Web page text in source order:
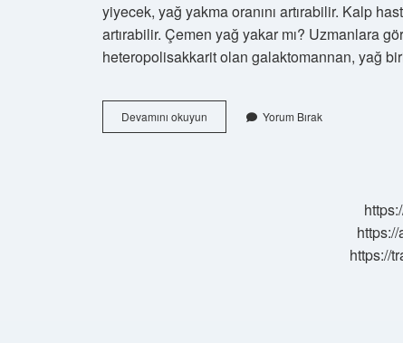
yiyecek, yağ yakma oranını artırabilir. Kalp
artırabilir. Çemen yağ yakar mı? Uzmanlara
heteropolisakkarit olan galaktomannan, yağ
Devamını okuyun
Nasil
Yorum Bırak
https://